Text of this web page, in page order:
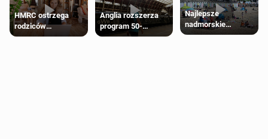
HMRC ostrzega
rodziców
pobierających Child
Anglia rozszerza
program 50-
procentowych
Najlepsze
nadmorskie
miasteczko blisko